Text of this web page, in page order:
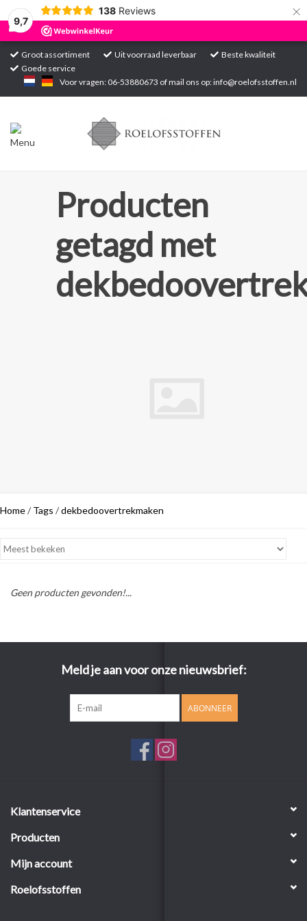
9,7
138 Reviews ×
Groot assortiment Uit voorraad leverbaar
Beste kwaliteit
Goede service
Voor vragen: 06-53880673 of mail ons op:info@roelofsstoffen.nl
Home
Producten
getagd met
Home/ Tags /dekbedoovertrekmaken
Geen producten gevonden!...
Meld je aan voor onze nieuwsbrief:
ABONNEER
Klantenservice
Producten
Mijn account
Roelofsstoffen